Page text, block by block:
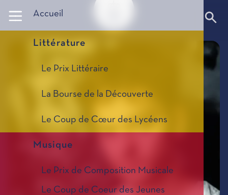
Accueil
Littérature
Le Prix Littéraire
La Bourse de la Découverte
Le Coup de Cœur des Lycéens
Musique
Le Prix de Composition Musicale
Le Coup de Coeur des Jeunes